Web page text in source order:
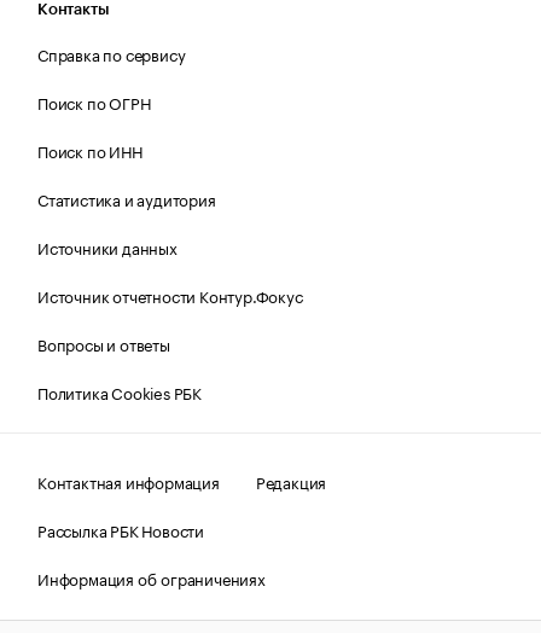
Контакты
Справка по сервису
Поиск по ОГРН
Поиск по ИНН
Статистика и аудитория
Источники данных
Источник отчетности Контур.Фокус
Вопросы и ответы
Политика Cookies РБК
Контактная информация
Редакция
Рассылка РБК Новости
Информация об ограничениях
Правовая информация
О соблюдении авторских прав